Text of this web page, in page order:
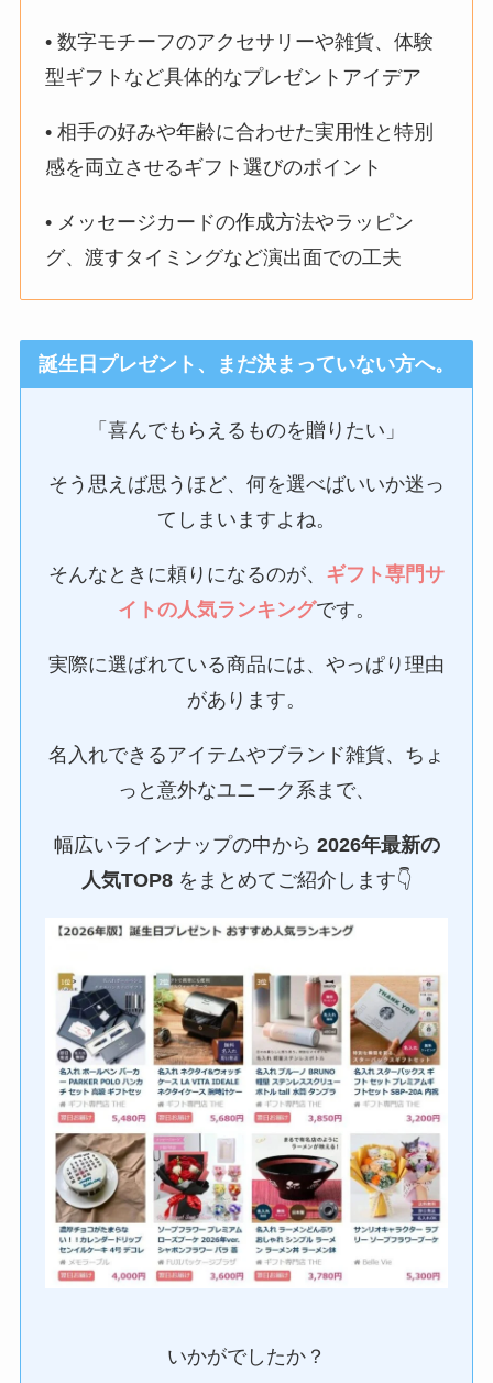
• 数字モチーフのアクセサリーや雑貨、体験
型ギフトなど具体的なプレゼントアイデア
• 相手の好みや年齢に合わせた実用性と特別
感を両立させるギフト選びのポイント
• メッセージカードの作成方法やラッピン
グ、渡すタイミングなど演出面での工夫
誕生日プレゼント、まだ決まっていない方へ。
「喜んでもらえるものを贈りたい」
そう思えば思うほど、何を選べばいいか迷っ
てしまいますよね。
そんなときに頼りになるのが、 ギフト専門サ
イトの人気ランキングです。
実際に選ばれている商品には、やっぱり理由
があります。
名入れできるアイテムやブランド雑貨、ちょ
っと意外なユニーク系まで、
幅広いラインナップの中から 2026年最新の
人気TOP8 をまとめてご紹介します👇
いかがでしたか？